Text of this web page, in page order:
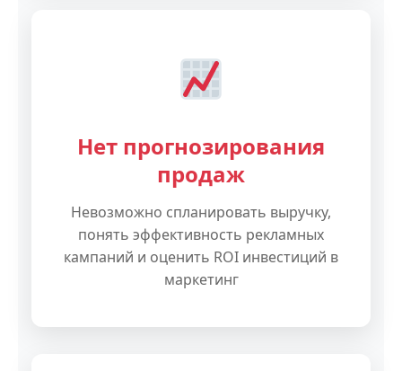
Нет прогнозирования
продаж
Невозможно спланировать выручку,
понять эффективность рекламных
кампаний и оценить ROI инвестиций в
маркетинг